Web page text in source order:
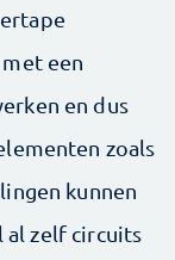
een
en dus
zoals
kunnen
al zelf circuits